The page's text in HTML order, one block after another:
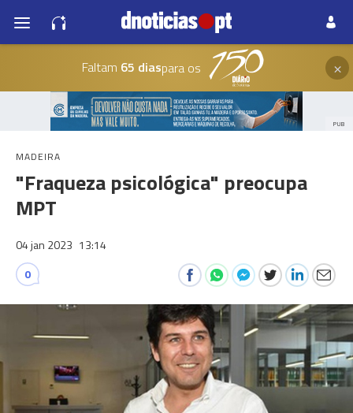
Faltam 65 diaspara os ×
PUB
MADEIRA
"Fraqueza psicológica" preocupa
MPT
04 jan 2023 13:14
0